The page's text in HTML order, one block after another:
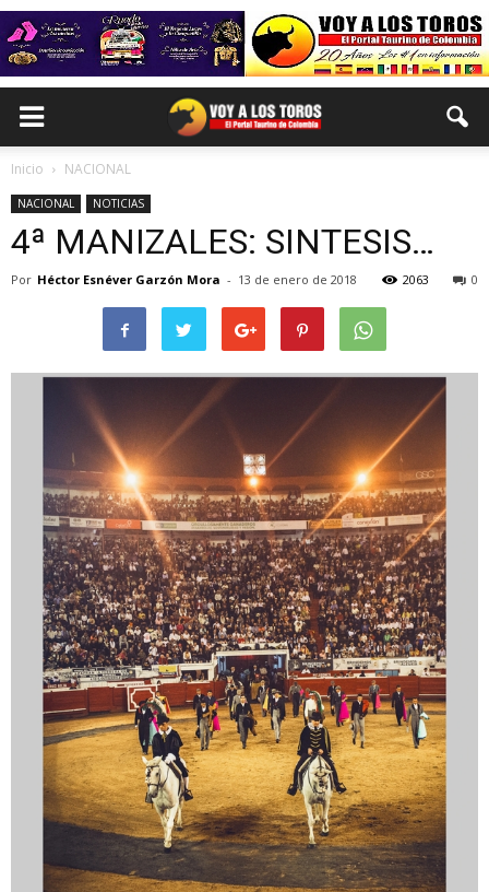
Inicio NACIONAL
NACIONAL NOTICIAS
4ª MANIZALES: SINTESIS…
Por Héctor Esnéver Garzón Mora - 13 de enero de 2018 0
2063